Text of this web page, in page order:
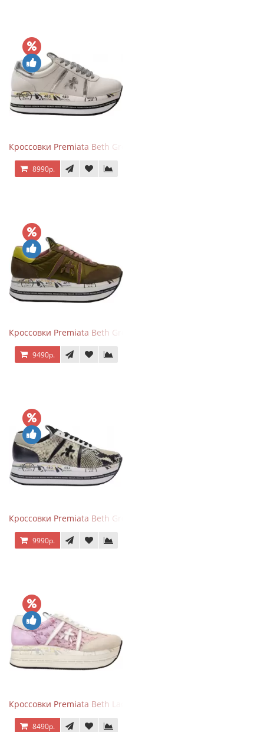
Кроссовки Premiata Beth Grey Silver
8990р.
Кроссовки Premiata Beth Green Pink
9490р.
Кроссовки Premiata Beth Grey Python
9990р.
Кроссовки Premiata Beth Lace Light Pink Sand
8490р.